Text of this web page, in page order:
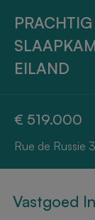
EILAND
€ 519.000
Rue de
Vastgoed